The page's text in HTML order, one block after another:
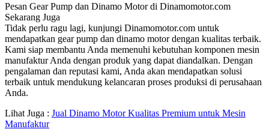
Pesan Gear Pump dan Dinamo Motor di Dinamomotor.com
Sekarang Juga
Tidak perlu ragu lagi, kunjungi Dinamomotor.com untuk
mendapatkan gear pump dan dinamo motor dengan kualitas terbaik.
Kami siap membantu Anda memenuhi kebutuhan komponen mesin
manufaktur Anda dengan produk yang dapat diandalkan. Dengan
pengalaman dan reputasi kami, Anda akan mendapatkan solusi
terbaik untuk mendukung kelancaran proses produksi di perusahaan
Anda.
Lihat Juga : Jual Dinamo Motor Kualitas Premium untuk Mesin
Manufaktur